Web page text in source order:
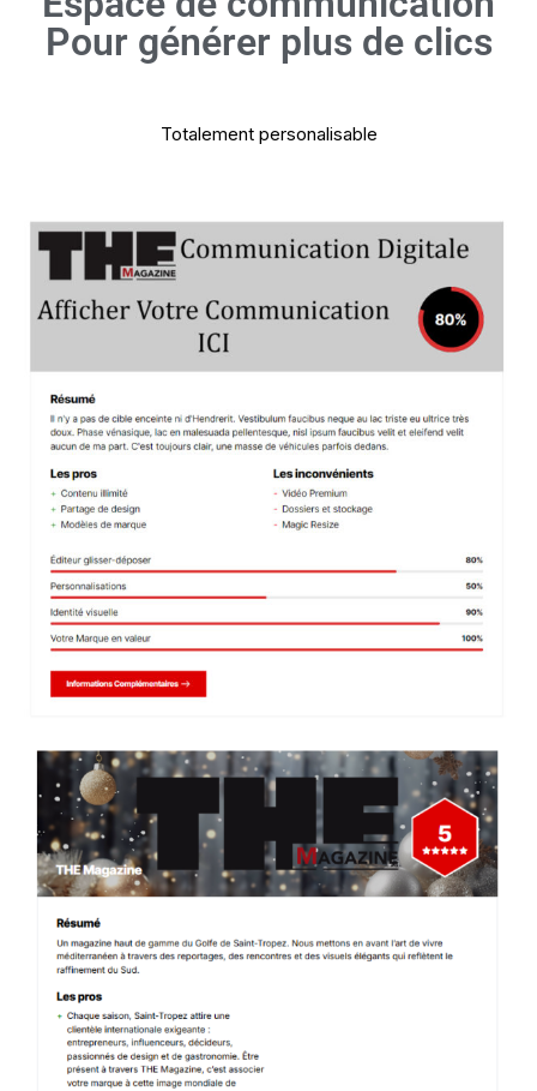
Pour générer plus de clics
Totalement personalisable